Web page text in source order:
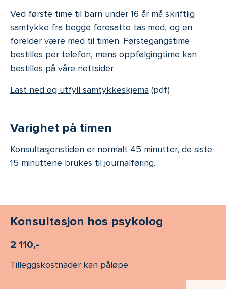
Ved første time til barn under 16 år må skriftlig
samtykke fra begge foresatte tas med, og en
forelder være med til timen. Førstegangstime
bestilles per telefon, mens oppfølgingtime kan
bestilles på våre nettsider.
Last ned og utfyll samtykkeskjema (pdf)
Varighet på timen
Konsultasjonstiden er normalt 45 minutter, de siste
15 minuttene brukes til journalføring.
Konsultasjon hos psykolog
2 110,-
Tilleggskostnader kan påløpe